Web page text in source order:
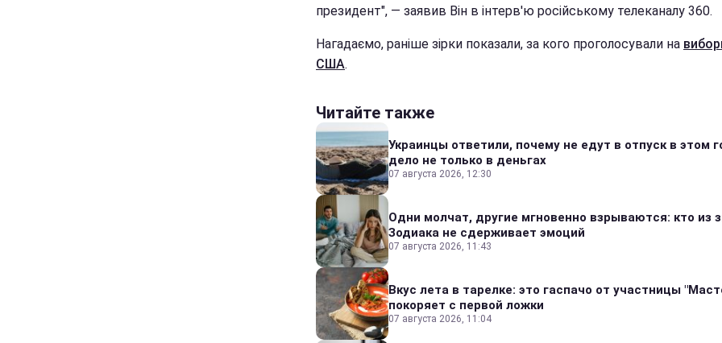
президент", — заявив Він в інтерв'ю російському телеканалу 360.
Нагадаємо, раніше зірки показали, за кого проголосували на
США.
Читайте также
Украинцы ответили, почему не едут в отпуск в этом
дело не только в деньгах
07 августа 2026, 12:30
Одни молчат, другие мгновенно взрываются: кто из
Зодиака не сдерживает эмоций
07 августа 2026, 11:43
Вкус лета в тарелке: это гаспачо от участницы
покоряет с первой ложки
07 августа 2026, 11:04